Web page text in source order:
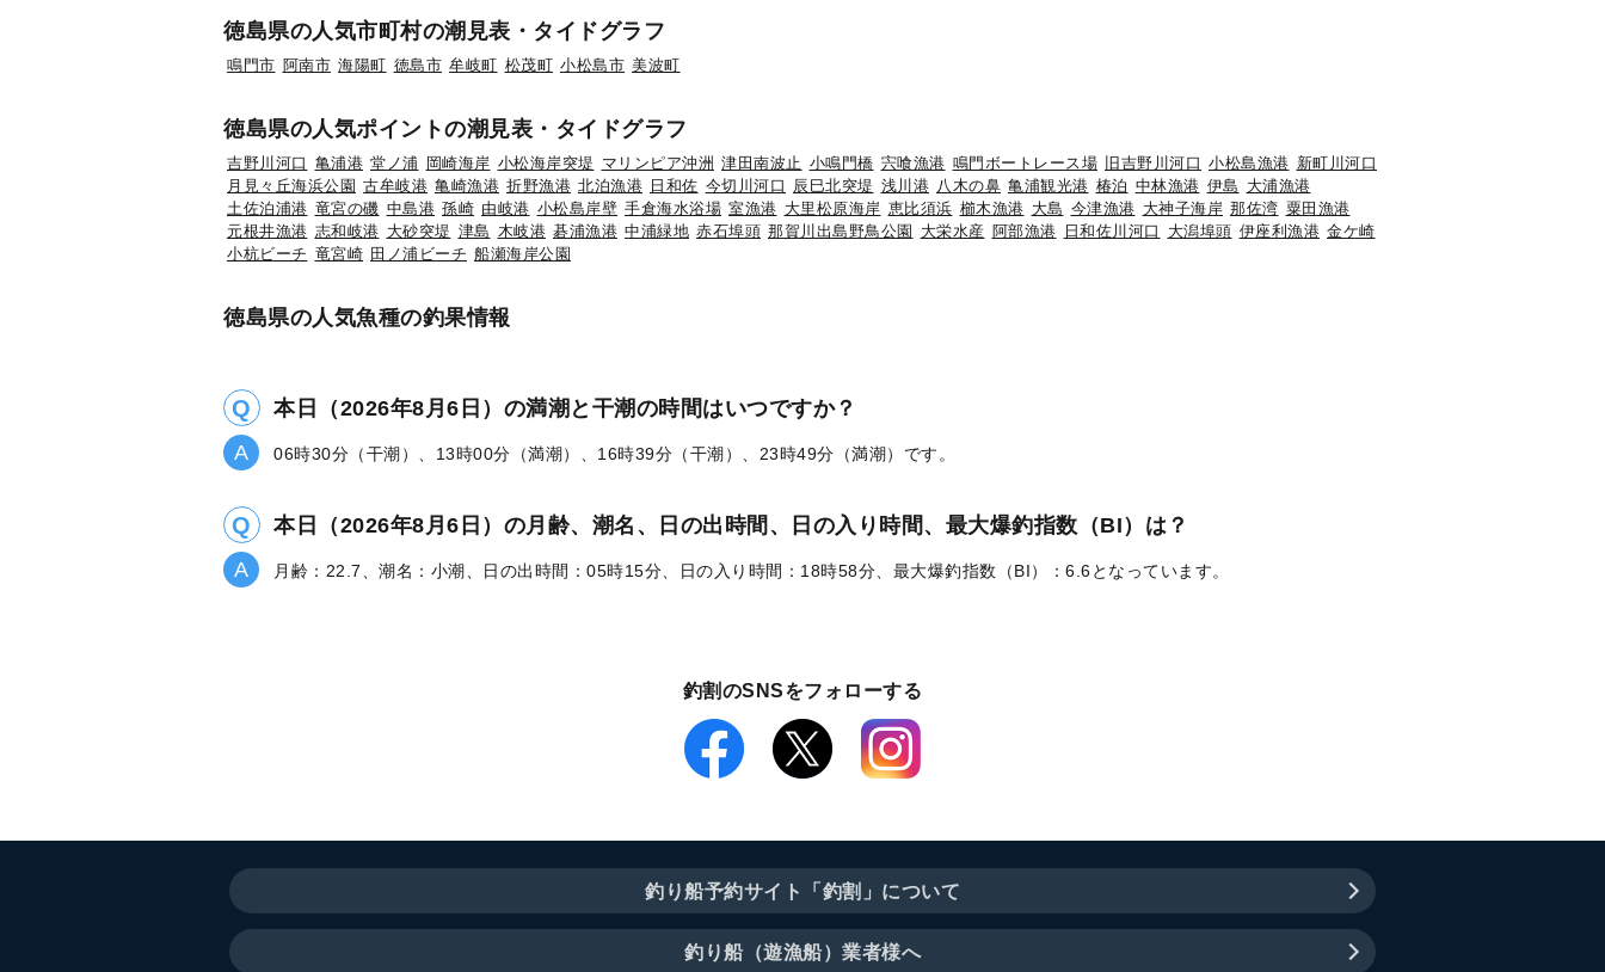
徳島県の人気市町村の潮見表・タイドグラフ
鳴門市 阿南市 海陽町 徳島市 牟岐町 松茂町 小松島市 美波町
徳島県の人気ポイントの潮見表・タイドグラフ
吉野川河口 亀浦港 堂ノ浦 岡崎海岸 小松海岸突堤 マリンピア沖洲 津田南波止 小鳴門橋 宍喰漁港 鳴門ボートレース場 旧吉野川河口 小松島漁港 新町川河口
月見々丘海浜公園 古牟岐港 亀崎漁港 折野漁港 北泊漁港 日和佐 今切川河口 辰巳北突堤 浅川港 八木の鼻 亀浦観光港 椿泊 中林漁港 伊島 大浦漁港
土佐泊浦港 竜宮の磯 中島港 孫崎 由岐港 小松島岸壁 手倉海水浴場 室漁港 大里松原海岸 恵比須浜 櫛木漁港 大島 今津漁港 大神子海岸 那佐湾 粟田漁港
元根井漁港 志和岐港 大砂突堤 津島 木岐港 碁浦漁港 中浦緑地 赤石埠頭 那賀川出島野鳥公園 大栄水産 阿部漁港 日和佐川河口 大潟埠頭 伊座利漁港 金ケ崎
小杭ビーチ 竜宮崎 田ノ浦ビーチ 船瀬海岸公園
徳島県の人気魚種の釣果情報
本日（2026年8月6日）の満潮と干潮の時間はいつですか？
06時30分（干潮）、13時00分（満潮）、16時39分（干潮）、23時49分（満潮）です。
本日（2026年8月6日）の月齢、潮名、日の出時間、日の入り時間、最大爆釣指数（BI）は？
月齢：22.7、潮名：小潮、日の出時間：05時15分、日の入り時間：18時58分、最大爆釣指数（BI）：6.6となっています。
釣割のSNSをフォローする
釣り船予約サイト「釣割」について
釣り船（遊漁船）業者様へ